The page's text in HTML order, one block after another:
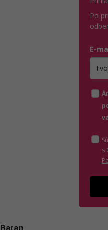
Po
E-
s
Baran